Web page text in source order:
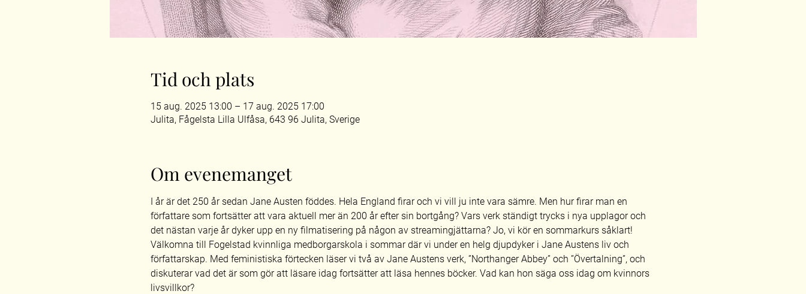
Tid och plats
15 aug. 2025 13:00 – 17 aug. 2025 17:00
Julita, Fågelsta Lilla Ulfåsa, 643 96 Julita, Sverige
Om evenemanget
I år är det 250 år sedan Jane Austen föddes. Hela England firar och vi vill ju inte vara sämre. Men hur firar man en
författare som fortsätter att vara aktuell mer än 200 år efter sin bortgång? Vars verk ständigt trycks i nya upplagor och
det nästan varje år dyker upp en ny filmatisering på någon av streamingjättarna? Jo, vi kör en sommarkurs såklart!
Välkomna till Fogelstad kvinnliga medborgarskola i sommar där vi under en helg djupdyker i Jane Austens liv och
författarskap. Med feministiska förtecken läser vi två av Jane Austens verk, ”Northanger Abbey” och ”Övertalning”, och
diskuterar vad det är som gör att läsare idag fortsätter att läsa hennes böcker. Vad kan hon säga oss idag om kvinnors
livsvillkor?